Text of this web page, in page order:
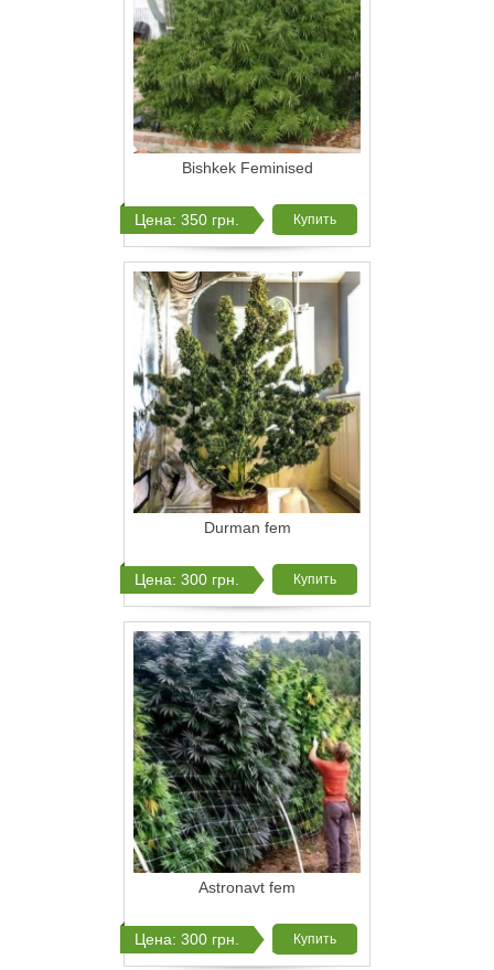
Bishkek Feminised
Цена: 350 грн. Купить
Durman fem
Цена: 300 грн. Купить
Astronavt fem
Цена: 300 грн. Купить